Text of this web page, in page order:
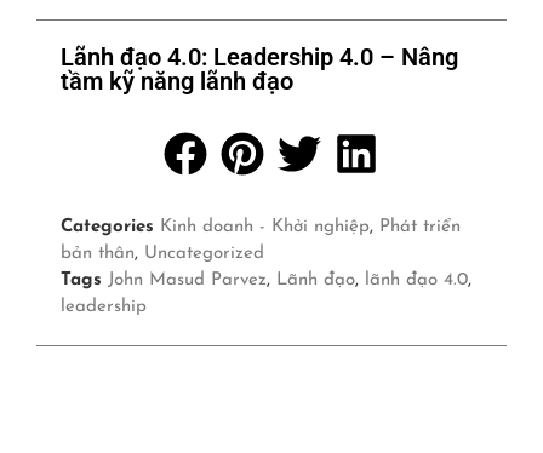
Lãnh đạo 4.0: Leadership 4.0 – Nâng
tầm kỹ năng lãnh đạo
Categories Kinh doanh - Khởi nghiệp, Phát triển
bản thân, Uncategorized
Tags John Masud Parvez, Lãnh đạo, lãnh đạo 4.0,
leadership